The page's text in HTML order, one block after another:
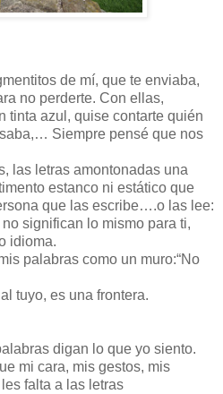
de mí, que te enviaba,
no perderte. Con ellas,
tinta azul, quise contarte quién
Siempre pensé que nos
las letras amontonadas una
estanco ni estático que
que las escribe….o las lee:
significan lo mismo para ti,
idioma.
palabras como un muro:“No
tuyo, es una frontera.
digan lo que yo siento.
mi cara, mis gestos, mis
falta a las letras